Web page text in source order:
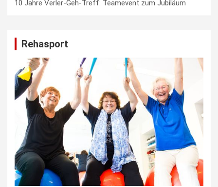
10 Jahre Verler-Geh-Treff: Teamevent zum Jubiläum
Rehasport